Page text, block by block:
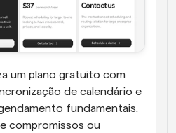
um plano gratuito com
de calendário e
fundamentais.
compromissos ou